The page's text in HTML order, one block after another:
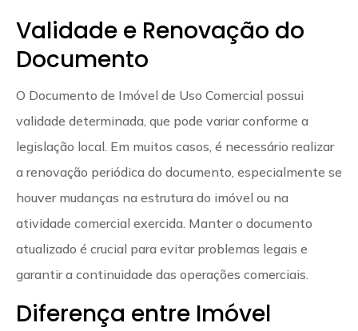
Validade e Renovação do
Documento
O Documento de Imóvel de Uso Comercial possui
validade determinada, que pode variar conforme a
legislação local. Em muitos casos, é necessário realizar
a renovação periódica do documento, especialmente se
houver mudanças na estrutura do imóvel ou na
atividade comercial exercida. Manter o documento
atualizado é crucial para evitar problemas legais e
garantir a continuidade das operações comerciais.
Diferença entre Imóvel